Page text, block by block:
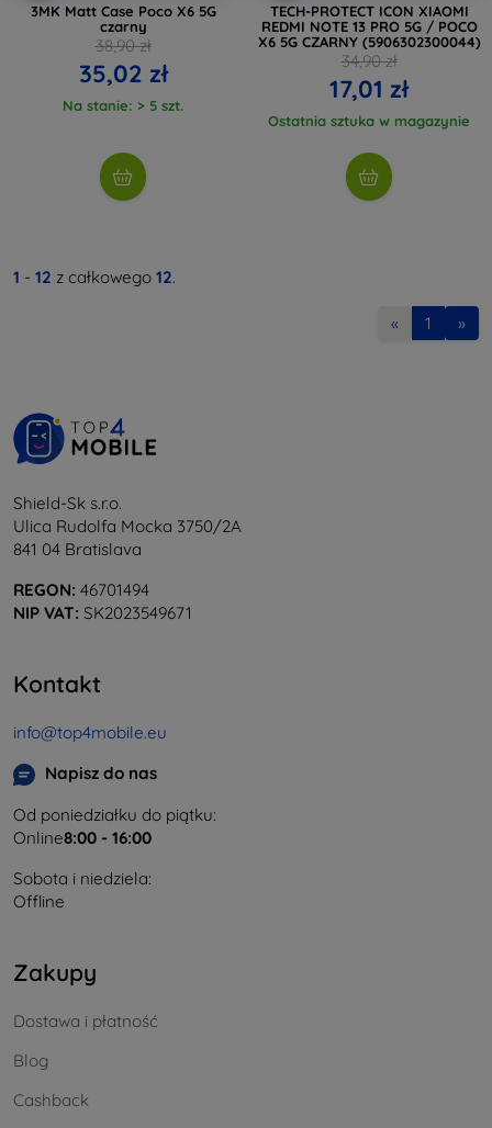
3MK Matt Case Poco X6 5G
czarny
38,90 zł
35,02 zł
Na stanie: > 5 szt.
TECH-PROTECT ICON XIAOMI
REDMI NOTE 13 PRO 5G / POCO
X6 5G CZARNY (5906302300044)
34,90 zł
17,01 zł
Ostatnia sztuka w magazynie
1 - 12 z całkowego 12.
« 1 »
Shield-Sk s.r.o.
Ulica Rudolfa Mocka 3750/2A
841 04 Bratislava
REGON: 46701494
NIP VAT: SK2023549671
Kontakt
info@top4mobile.eu
Napisz do nas
Od poniedziałku do piątku:
Online8:00 - 16:00
Sobota i niedziela:
Offline
Zakupy
Dostawa i płatność
Blog
Cashback